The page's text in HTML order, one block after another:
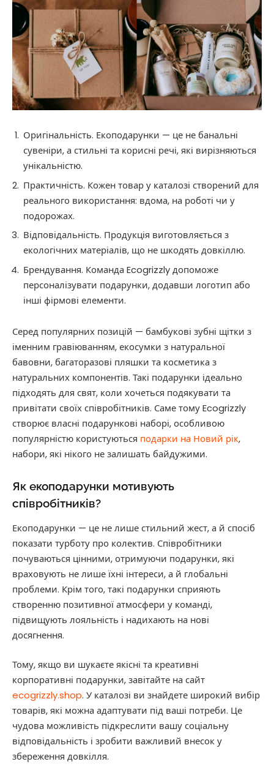
Оригінальність. Екоподарунки — це не банальні
сувеніри, а стильні та корисні речі, які вирізняються
унікальністю.
Практичність. Кожен товар у каталозі створений для
реального використання: вдома, на роботі чи у
подорожах.
Відповідальність. Продукція виготовляється з
екологічних матеріалів, що не шкодять довкіллю.
Брендування. Команда Ecogrizzly допоможе
персоналізувати подарунки, додавши логотип або
інші фірмові елементи.
Серед популярних позицій — бамбукові зубні щітки з
іменним гравіюванням, екосумки з натуральної
бавовни, багаторазові пляшки та косметика з
натуральних компонентів. Такі подарунки ідеально
підходять для свят, коли хочеться подякувати та
привітати своїх співробітників. Саме тому Ecogrizzly
створює власні подарункові наборі, особливою
популярністю користуються подарки на Новий рік,
набори, які нікого не залишать байдужими.
Як екоподарунки мотивують
співробітників?
Екоподарунки — це не лише стильний жест, а й спосіб
показати турботу про колектив. Співробітники
почуваються цінними, отримуючи подарунки, які
враховують не лише їхні інтереси, а й глобальні
проблеми. Крім того, такі подарунки сприяють
створенню позитивної атмосфери у команді,
підвищують лояльність і надихають на нові
досягнення.
Тому, якщо ви шукаєте якісні та креативні
корпоративні подарунки, завітайте на сайт
ecogrizzly.shop. У каталозі ви знайдете широкий вибір
товарів, які можна адаптувати під ваші потреби. Це
чудова можливість підкреслити вашу соціальну
відповідальність і зробити важливий внесок у
збереження довкілля.